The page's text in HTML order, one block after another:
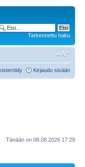
Tarkennettu haku
Kirjaudu sisään
Tänään on 08.08.2026 17:29